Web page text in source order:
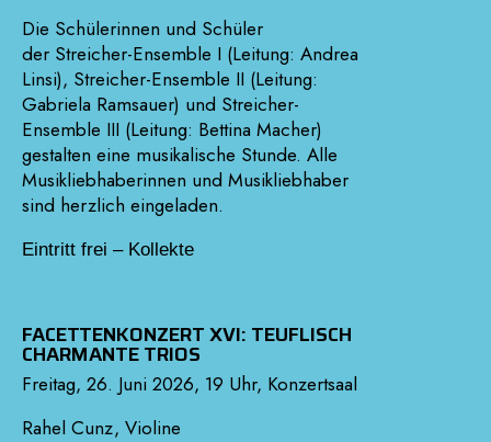
Die Schülerinnen und Schüler
der Streicher-Ensemble I (Leitung: Andrea
Linsi), Streicher-Ensemble II (Leitung:
Gabriela Ramsauer) und Streicher-
Ensemble III (Leitung: Bettina Macher)
gestalten eine musikalische Stunde. Alle
Musikliebhaberinnen und Musikliebhaber
sind herzlich eingeladen.
Eintritt frei – Kollekte
FACETTENKONZERT XVI: TEUFLISCH
CHARMANTE TRIOS
Freitag, 26. Juni 2026, 19 Uhr, Konzertsaal
Rahel Cunz, Violine